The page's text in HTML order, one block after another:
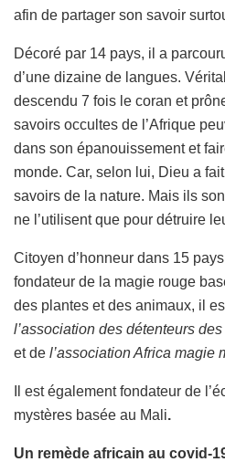
afin de partager son savoir
Décoré par 14 pays, il a
d’une dizaine de langues.
descendu 7 fois le coran et
savoirs occultes de l’Afrique
dans son épanouissement et
monde. Car, selon lui, Dieu a
savoirs de la nature. Mais ils
ne l’utilisent que pour détruire
Citoyen d’honneur dans 15
fondateur de la magie rouge
des plantes et des animaux, il
l’association des détenteurs
et de l’association Africa magie
Il est également fondateur de
mystères basée au Mali.
Un remède africain au covid-